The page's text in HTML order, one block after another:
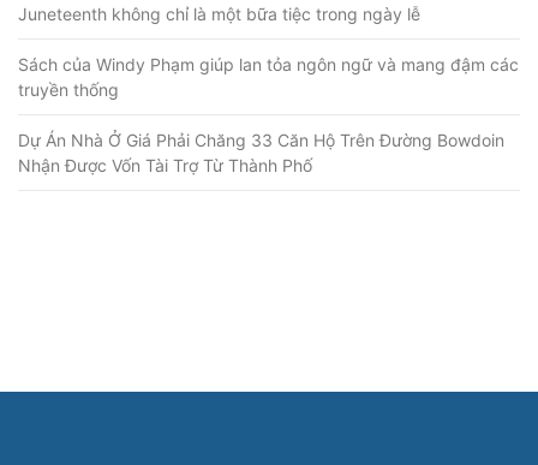
Juneteenth không chỉ là một bữa tiệc trong ngày lễ
Sách của Windy Phạm giúp lan tỏa ngôn ngữ và mang đậm các
truyền thống
Dự Án Nhà Ở Giá Phải Chăng 33 Căn Hộ Trên Đường Bowdoin
Nhận Được Vốn Tài Trợ Từ Thành Phố